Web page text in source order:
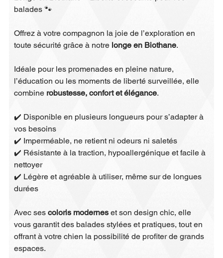
balades 🐾
Offrez à votre compagnon la joie de l’exploration en
toute sécurité grâce à notre longe en Biothane.
Idéale pour les promenades en pleine nature,
l’éducation ou les moments de liberté surveillée, elle
combine robustesse, confort et élégance.
✔️ Disponible en plusieurs longueurs pour s’adapter à
vos besoins
✔️ Imperméable, ne retient ni odeurs ni saletés
✔️ Résistante à la traction, hypoallergénique et facile à
nettoyer
✔️ Légère et agréable à utiliser, même sur de longues
durées
Avec sescoloris modernes et son design chic, elle
vous garantit des balades stylées et pratiques, tout en
offrant à votre chien la possibilité de profiter de grands
espaces.